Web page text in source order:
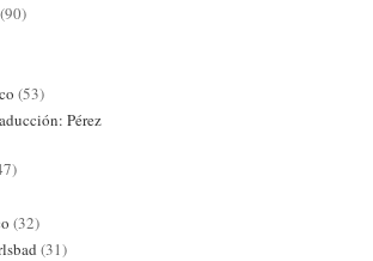
(90)
(53)
Pérez
(32)
(31)